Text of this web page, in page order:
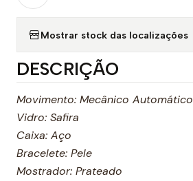
Mostrar stock das localizações
DESCRIÇÃO
Movimento: Mecânico Automático
Vidro: Safira
Caixa: Aço
Bracelete: Pele
Mostrador: Prateado